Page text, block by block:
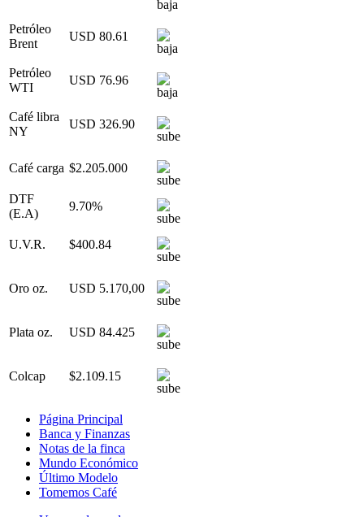
Petróleo
Brent
USD 80.61
Petróleo
WTI
USD 76.96
Café libra
NY
USD 326.90
Café carga $2.205.000
DTF
(E.A)
9.70%
U.V.R. $400.84
Oro oz. USD 5.170,00
Plata oz. USD 84.425
Colcap $2.109.15
Página Principal
Banca y Finanzas
Notas de la finca
Mundo Económico
Último Modelo
Tomemos Café